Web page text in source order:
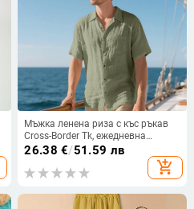
Мъжка ленена риза с къс ръкав
Cross-Border Tk, ежедневна
дишаща риза с копчета, лятна
ваканционна плажна риза с
джобове
26.38 €/51.59 лв
add_shopping_cart